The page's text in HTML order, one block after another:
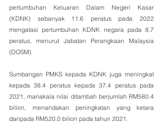
pertumbuhan Keluaran Dalam Negeri Kasar
(KDNK) sebanyak 11.6 peratus pada 2022
mengatasi pertumbuhan KDNK negara pada 8.7
peratus, menurut Jabatan Perangkaan Malaysia
(DOSM).
Sumbangan PMKS kepada KDNK juga meningkat
kepada 38.4 peratus kepada 37.4 peratus pada
2021, manakala nilai ditambah berjumlah RM580.4
bilion, menandakan peningkatan yang ketara
daripada RM520.0 bilion pada tahun 2021.